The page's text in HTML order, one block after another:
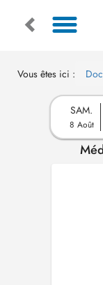
Vous êtes ici :
SAM.
8 Août